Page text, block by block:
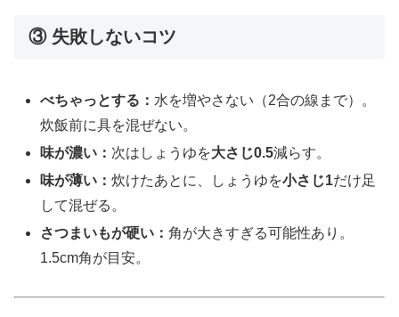
③ 失敗しないコツ
べちゃっとする： 水を増やさない（2合の線まで）。
炊飯前に具を混ぜない。
味が濃い： 次はしょうゆを大さじ0.5減らす。
味が薄い：炊けたあとに、しょうゆを小さじ1だけ足
して混ぜる。
さつまいもが硬い：角が大きすぎる可能性あり。
1.5cm角が目安。